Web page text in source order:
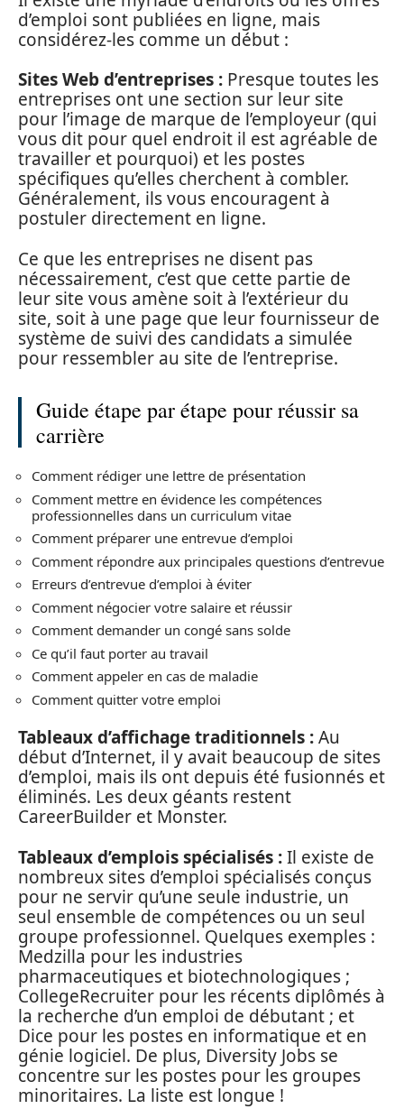
d’emploi sont publiées en ligne, mais
considérez-les comme un début :
Sites Web d’entreprises : Presque toutes les
entreprises ont une section sur leur site
pour l’image de marque de l’employeur (qui
vous dit pour quel endroit il est agréable de
travailler et pourquoi) et les postes
spécifiques qu’elles cherchent à combler.
Généralement, ils vous encouragent à
postuler directement en ligne.
Ce que les entreprises ne disent pas
nécessairement, c’est que cette partie de
leur site vous amène soit à l’extérieur du
site, soit à une page que leur fournisseur de
système de suivi des candidats a simulée
pour ressembler au site de l’entreprise.
Guide étape par étape pour réussir sa
carrière
Comment rédiger une lettre de présentation
Comment mettre en évidence les compétences
professionnelles dans un curriculum vitae
Comment préparer une entrevue d’emploi
Comment répondre aux principales questions d’entrevue
Erreurs d’entrevue d’emploi à éviter
Comment négocier votre salaire et réussir
Comment demander un congé sans solde
Ce qu’il faut porter au travail
Comment appeler en cas de maladie
Comment quitter votre emploi
Tableaux d’affichage traditionnels :Au
début d’Internet, il y avait beaucoup de sites
d’emploi, mais ils ont depuis été fusionnés et
éliminés. Les deux géants restent
CareerBuilder et Monster.
Tableaux d’emplois spécialisés :Il existe de
nombreux sites d’emploi spécialisés conçus
pour ne servir qu’une seule industrie, un
seul ensemble de compétences ou un seul
groupe professionnel. Quelques exemples :
Medzilla pour les industries
pharmaceutiques et biotechnologiques ;
CollegeRecruiter pour les récents diplômés à
la recherche d’un emploi de débutant ; et
Dice pour les postes en informatique et en
génie logiciel. De plus, Diversity Jobs se
concentre sur les postes pour les groupes
minoritaires. La liste est longue !